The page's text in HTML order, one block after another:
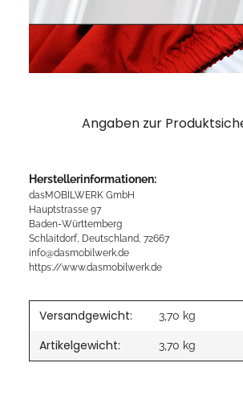
Angaben zur
Herstellerinformationen:
dasMOBILWERK GmbH
Hauptstrasse 97
Baden-Württemberg
Schlaitdorf, Deutschland, 72667
info@dasmobilwerk.de
https://www.dasmobilwerk.de
Versandgewicht: 3,70 kg
Artikelgewicht: 3,70 kg